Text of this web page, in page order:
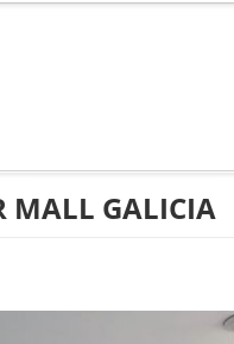
MALL GALICIA